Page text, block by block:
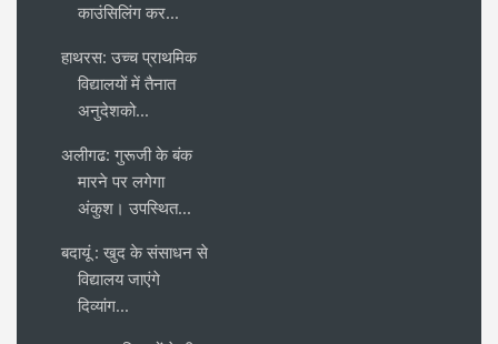
काउंसिलिंग कर...
हाथरस: उच्च प्राथमिक
विद्यालयों में तैनात
अनुदेशको...
अलीगढ: गुरूजी के बंक
मारने पर लगेगा
अंकुश। उपस्थित...
बदायूं : खुद के संसाधन से
विद्यालय जाएंगे
दिव्यांग...